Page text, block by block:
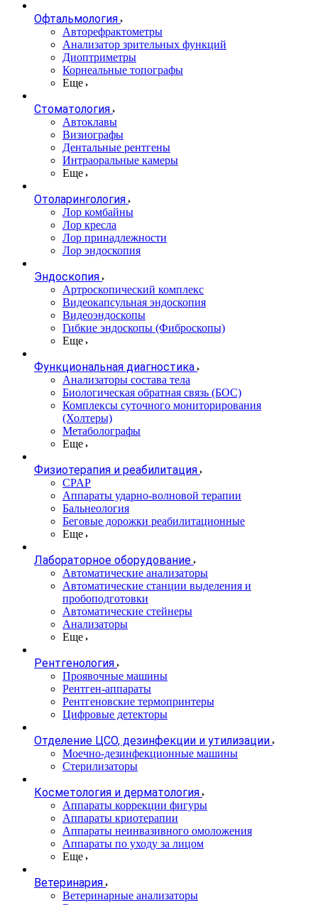
Офтальмология
Авторефрактометры
Анализатор зрительных функций
Диоптриметры
Корнеальные топографы
Еще
Стоматология
Автоклавы
Визиографы
Дентальные рентгены
Интраоральные камеры
Еще
Отоларингология
Лор комбайны
Лор кресла
Лор принадлежности
Лор эндоскопия
Эндоскопия
Артроскопический комплекс
Видеокапсульная эндоскопия
Видеоэндоскопы
Гибкие эндоскопы (Фиброcкопы)
Еще
Функциональная диагностика
Анализаторы состава тела
Биологическая обратная связь (БОС)
Комплексы суточного мониторирования
(Холтеры)
Метаболографы
Еще
Физиотерапия и реабилитация
CPAP
Аппараты ударно-волновой терапии
Бальнеология
Беговые дорожки реабилитационные
Еще
Лабораторное оборудование
Автоматические анализаторы
Автоматические станции выделения и
пробоподготовки
Автоматические стейнеры
Анализаторы
Еще
Рентгенология
Проявочные машины
Рентген-аппараты
Рентгеновские термопринтеры
Цифровые детекторы
Отделение ЦСО, дезинфекции и утилизации
Моечно-дезинфекционные машины
Стерилизаторы
Косметология и дерматология
Аппараты коррекции фигуры
Аппараты криотерапии
Аппараты неинвазивного омоложения
Аппараты по уходу за лицом
Еще
Ветеринария
Ветеринарные анализаторы